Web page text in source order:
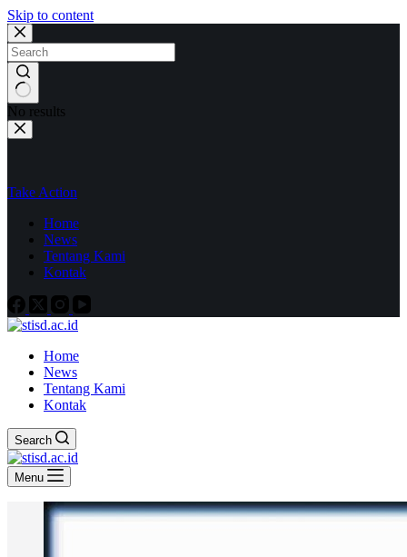
Skip to content
No results
Take Action
Home
News
Tentang Kami
Kontak
Home
News
Tentang Kami
Kontak
Search
Menu